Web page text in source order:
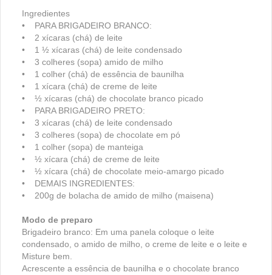
Ingredientes
• PARA BRIGADEIRO BRANCO:
• 2 xícaras (chá) de leite
• 1 ½ xícaras (chá) de leite condensado
• 3 colheres (sopa) amido de milho
• 1 colher (chá) de essência de baunilha
• 1 xícara (chá) de creme de leite
• ½ xícaras (chá) de chocolate branco picado
• PARA BRIGADEIRO PRETO:
• 3 xícaras (chá) de leite condensado
• 3 colheres (sopa) de chocolate em pó
• 1 colher (sopa) de manteiga
• ½ xícara (chá) de creme de leite
• ½ xícara (chá) de chocolate meio-amargo picado
• DEMAIS INGREDIENTES:
• 200g de bolacha de amido de milho (maisena)
Modo de preparo
Brigadeiro branco: Em uma panela coloque o leite
condensado, o amido de milho, o creme de leite e o leite e
Misture bem.
Acrescente a essência de baunilha e o chocolate branco